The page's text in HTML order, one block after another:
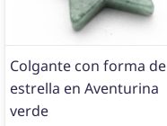
Colgante con forma de
estrella en Aventurina
verde